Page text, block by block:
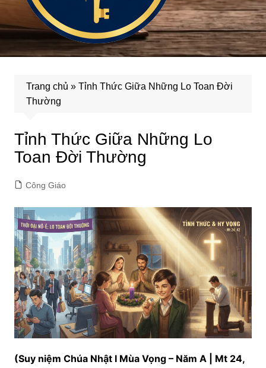
Trang chủ » Tỉnh Thức Giữa Những Lo Toan Đời
Thường
Tỉnh Thức Giữa Những Lo
Toan Đời Thường
Công Giáo
(Suy niệm Chúa Nhật I Mùa Vọng – Năm A | Mt 24,